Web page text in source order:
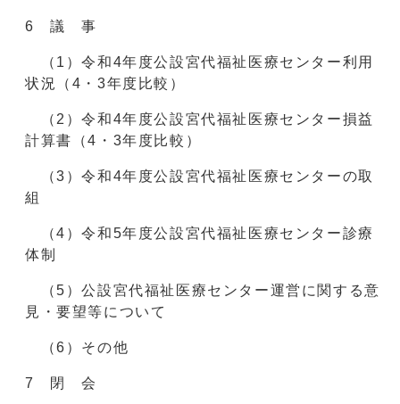
6 議 事
（1）令和4年度公設宮代福祉医療センター利用
状況（4・3年度比較）
（2）令和4年度公設宮代福祉医療センター損益
計算書（4・3年度比較）
（3）令和4年度公設宮代福祉医療センターの取
組
（4）令和5年度公設宮代福祉医療センター診療
体制
（5）公設宮代福祉医療センター運営に関する意
見・要望等について
（6）その他
7 閉 会